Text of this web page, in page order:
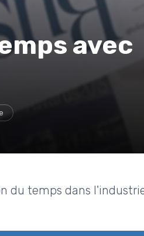
avec
du temps dans